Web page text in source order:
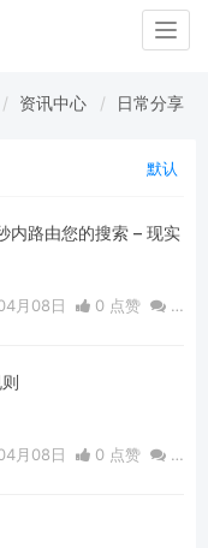
资讯中心 日常分享
默认
内路由您的搜索 – 现实
月08日 0 点赞
0
月08日 0 点赞
0